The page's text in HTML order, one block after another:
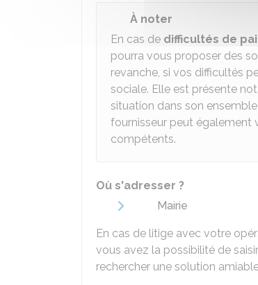
À noter
En cas de difficultés de
pourra vous proposer des
revanche, si vos difficultés
sociale. Elle est présente
situation dans son
fournisseur peut également
compétents.
Où s'adresser ?
Mairie
En cas de litige avec votre
vous avez la possibilité de
rechercher une solution